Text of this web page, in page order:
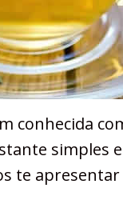
conhecida
simples
te